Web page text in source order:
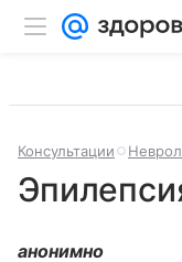
Консультации
анонимно